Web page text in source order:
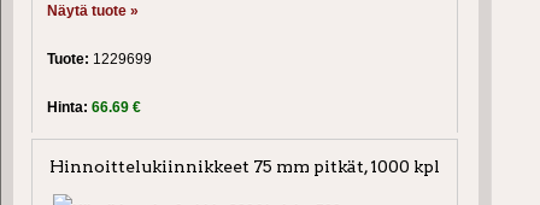
Näytä tuote »
Tuote: 1229699
Hinta: 66.69 €
Hinnoittelukiinnikkeet 75 mm pitkät, 1000 kpl